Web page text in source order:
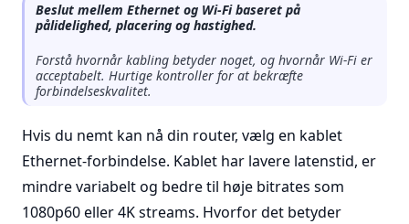
Beslut mellem Ethernet og Wi-Fi baseret på
pålidelighed, placering og hastighed.
Forstå hvornår kabling betyder noget, og hvornår Wi-Fi er
acceptabelt. Hurtige kontroller for at bekræfte
forbindelseskvalitet.
Hvis du nemt kan nå din router, vælg en kablet
Ethernet-forbindelse. Kablet har lavere latenstid, er
mindre variabelt og bedre til høje bitrates som
1080p60 eller 4K streams. Hvorfor det betyder